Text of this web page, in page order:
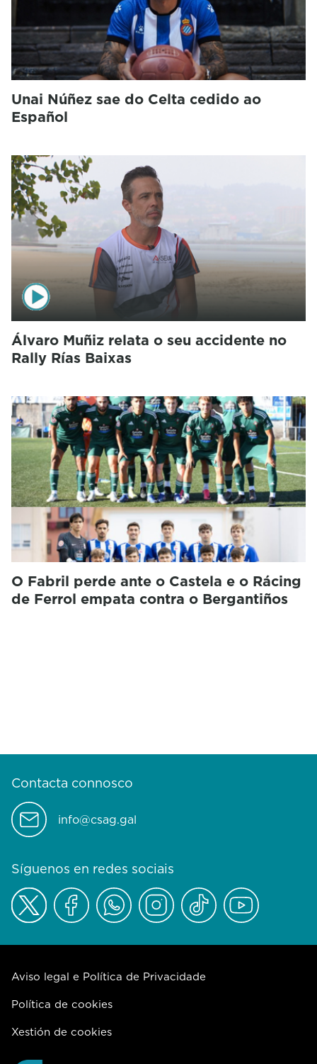
Unai Núñez sae do Celta cedido ao
Español
Álvaro Muñiz relata o seu accidente no
Rally Rías Baixas
O Fabril perde ante o Castela e o Rácing
de Ferrol empata contra o Bergantiños
Contacta connosco
info@csag.gal
Síguenos en redes sociais
Aviso legal e Política de Privacidade
Política de cookies
Xestión de cookies